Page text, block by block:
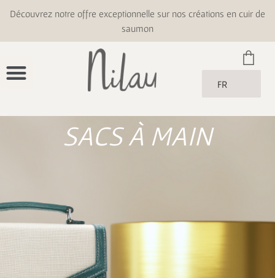
Découvrez notre offre exceptionnelle sur nos créations en cuir de
saumon
FR
SACS À MAIN